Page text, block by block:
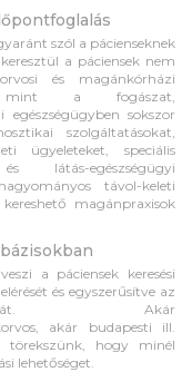
szól a pácienseknek
a páciensek nem
és magánkórházi
mint a fogászat,
sokszor
szolgáltatásokat,
ügyeleteket, speciális
látás-egészségügyi
távol-keleti
magánpraxisok
a páciensek keresési
és egyszerűsítve az
Akár
akár budapesti ill.
törekszünk, hogy minél
lehetőséget.